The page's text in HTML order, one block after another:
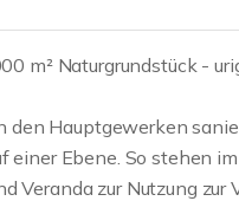
m² Naturgrundstück -
den Hauptgewerken
Ebene. So stehen
Veranda zur Nutzung